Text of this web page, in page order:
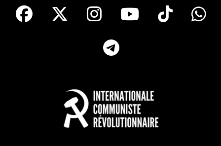
facebook Instagram
Youtube
Tik